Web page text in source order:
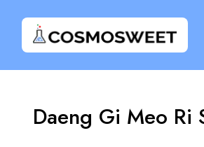
Daeng Gi Meo Ri